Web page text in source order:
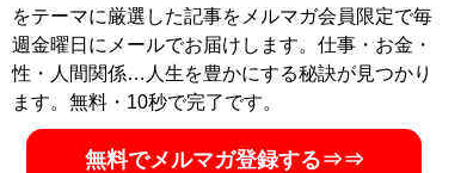
をテーマに厳選した記事をメルマガ会員限定で毎
週金曜日にメールでお届けします。仕事・お金・
性・人間関係…人生を豊かにする秘訣が見つかり
ます。無料・10秒で完了です。
無料でメルマガ登録する⇒⇒